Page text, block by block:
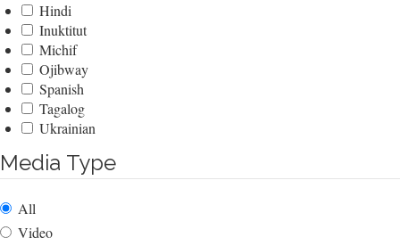
Hindi
Inuktitut
Michif
Ojibway
Spanish
Tagalog
Ukrainian
Media Type
All
Video